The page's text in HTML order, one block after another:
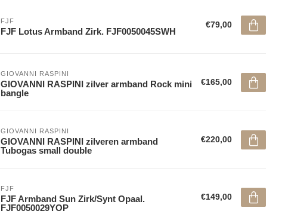
FJF
FJF Lotus Armband Zirk. FJF0050045SWH
€79,00
GIOVANNI RASPINI
GIOVANNI RASPINI zilver armband Rock mini
bangle
€165,00
GIOVANNI RASPINI
GIOVANNI RASPINI zilveren armband
Tubogas small double
€220,00
FJF
FJF Armband Sun Zirk/Synt Opaal.
FJF0050029YOP
€149,00